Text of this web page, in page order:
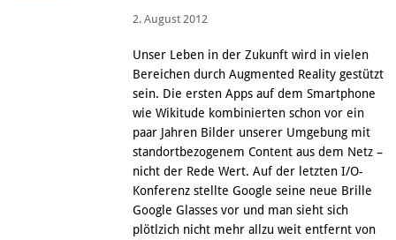
2. August 2012
Unser Leben in der Zukunft wird in vielen
Bereichen durch Augmented Reality gestützt
sein. Die ersten Apps auf dem Smartphone
wie Wikitude kombinierten schon vor ein
paar Jahren Bilder unserer Umgebung mit
standortbezogenem Content aus dem Netz –
nicht der Rede Wert. Auf der letzten I/O-
Konferenz stellte Google seine neue Brille
Google Glasses vor und man sieht sich
plötlzich nicht mehr allzu weit entfernt von